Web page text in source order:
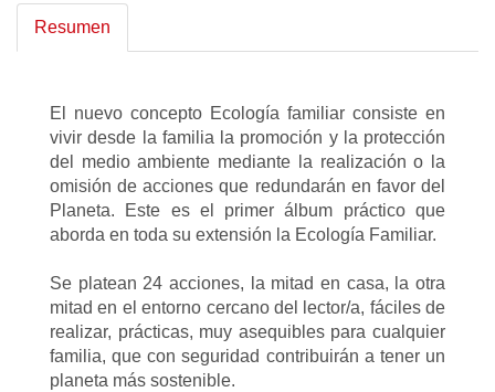
Resumen
El nuevo concepto Ecología familiar consiste en
vivir desde la familia la promoción y la protección
del medio ambiente mediante la realización o la
omisión de acciones que redundarán en favor del
Planeta. Este es el primer álbum práctico que
aborda en toda su extensión la Ecología Familiar.
Se platean 24 acciones, la mitad en casa, la otra
mitad en el entorno cercano del lector/a, fáciles de
realizar, prácticas, muy asequibles para cualquier
familia, que con seguridad contribuirán a tener un
planeta más sostenible.